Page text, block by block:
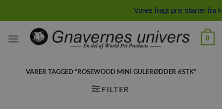
Vores fragt pris starter
0
VARER TAGGED “ROSEWOOD MINI GULERØDDER 6STK”
FILTER